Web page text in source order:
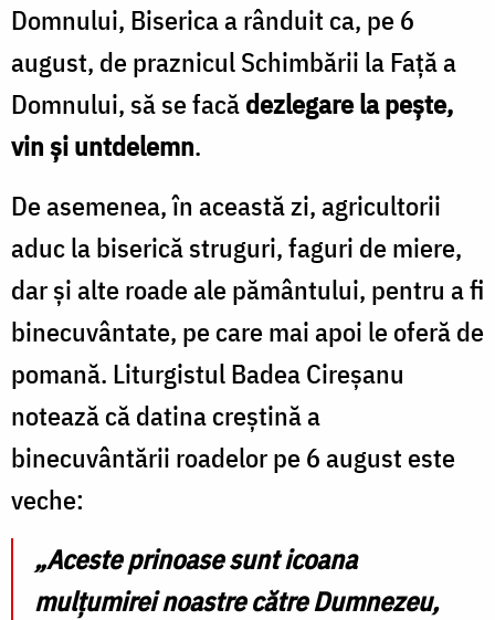
Domnului, Biserica a rânduit ca, pe 6
august, de praznicul Schimbării la Faţă a
Domnului, să se facădezlegare la pește,
vin și untdelemn.
De asemenea, în această zi, agricultorii
aduc la biserică struguri, faguri de miere,
dar și alte roade ale pământului, pentru a fi
binecuvântate, pe care mai apoi le oferă de
pomană. Liturgistul Badea Cireșanu
notează că datina creștină a
binecuvântării roadelor pe 6 august este
veche:
„Aceste prinoase sunt icoana
mulţumirei noastre către Dumnezeu,